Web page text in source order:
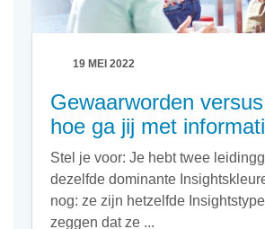
19 MEI 2022
Gewaarworden
hoe ga jij met
Stel je voor: Je hebt twee
dezelfde dominante
nog: ze zijn hetzelfde
zeggen dat ze ...